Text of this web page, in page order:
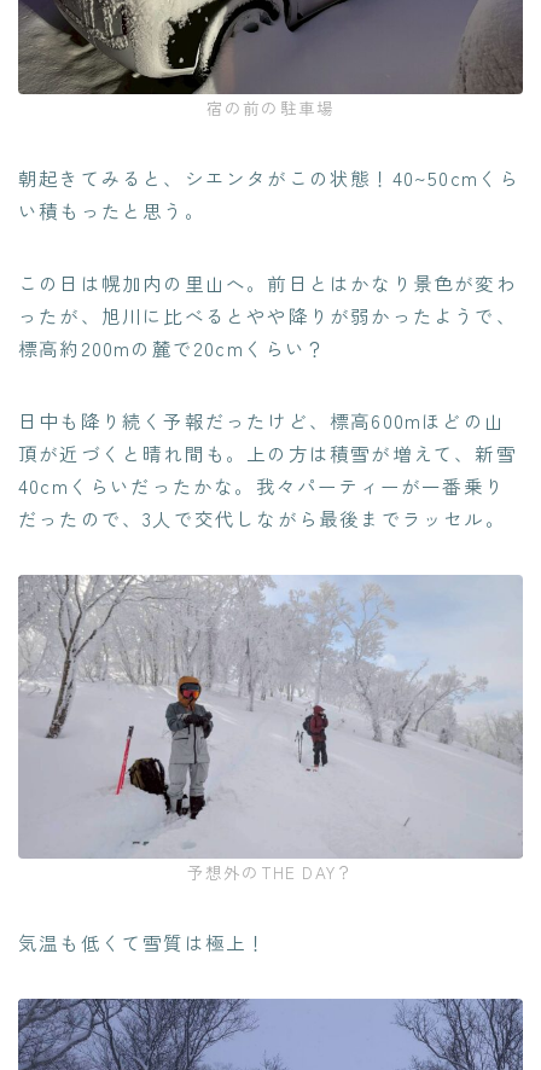
宿の前の駐車場
朝起きてみると、シエンタがこの状態！40~50cmくら
い積もったと思う。
この日は幌加内の里山へ。前日とはかなり景色が変わ
ったが、旭川に比べるとやや降りが弱かったようで、
標高約200mの麓で20cmくらい？
日中も降り続く予報だったけど、標高600mほどの山
頂が近づくと晴れ間も。上の方は積雪が増えて、新雪
40cmくらいだったかな。我々パーティーが一番乗り
だったので、3人で交代しながら最後までラッセル。
予想外のTHE DAY？
気温も低くて雪質は極上！